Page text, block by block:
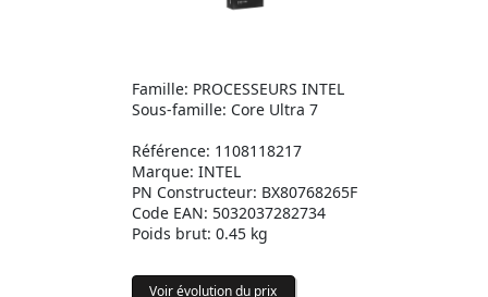
Famille: PROCESSEURS INTEL
Sous-famille: Core Ultra 7
Référence: 1108118217
Marque: INTEL
PN Constructeur: BX80768265F
Code EAN: 5032037282734
Poids brut: 0.45 kg
Voir évolution du prix